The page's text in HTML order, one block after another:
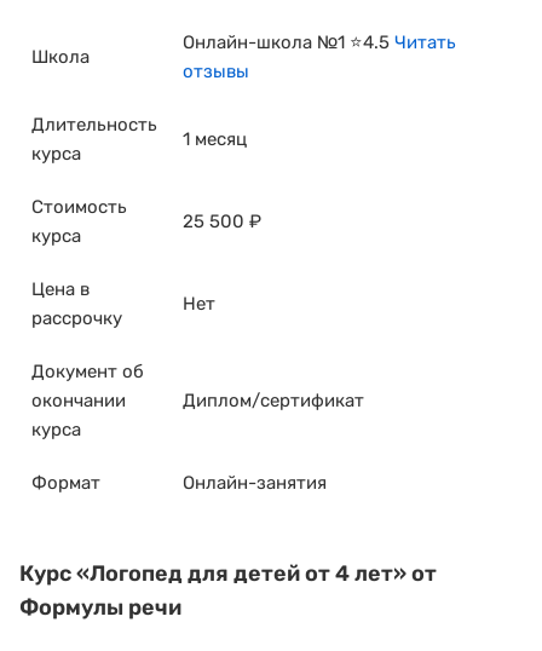
Школа
Онлайн-школа №1 ⭐4.5 Читать
отзывы
Длительность
курса
1 месяц
Стоимость
курса
25 500 ₽
Цена в
рассрочку
Нет
Документ об
окончании
курса
Диплом/сертификат
Формат Онлайн-занятия
Курс«Логопед для детей от 4 лет»от
Формулы речи